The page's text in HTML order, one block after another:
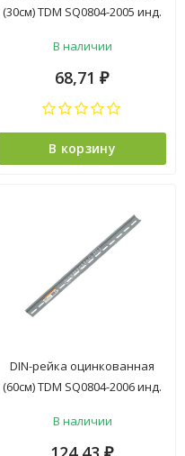
(30см) TDM SQ0804-2005 инд.
В наличии
68,71 ₽
В корзину
DIN-рейка оцинкованная
(60см) TDM SQ0804-2006 инд.
В наличии
₽